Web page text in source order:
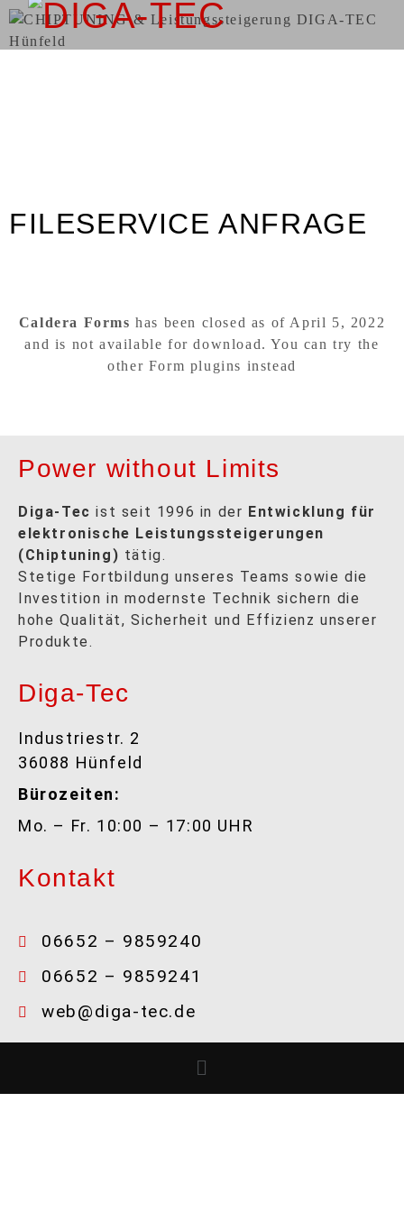
FILESERVICE ANFRAGE
Caldera Forms has been closed as of April 5, 2022
and is not available for download. You can try the
other Form plugins instead
Power without Limits
Diga-Tec ist seit 1996 in der Entwicklung für
elektronische Leistungssteigerungen
(Chiptuning) tätig.
Stetige Fortbildung unseres Teams sowie die
Investition in modernste Technik sichern die
hohe Qualität, Sicherheit und Effizienz unserer
Produkte.
Diga-Tec
Industriestr. 2
36088 Hünfeld
Bürozeiten:
Mo. – Fr. 10:00 – 17:00 UHR
Kontakt
06652 – 9859240
06652 – 9859241
web@diga-tec.de